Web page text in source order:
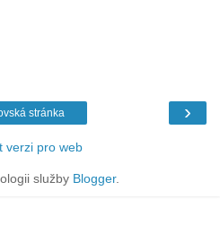
›
stránka
verzi pro web
služby Blogger.